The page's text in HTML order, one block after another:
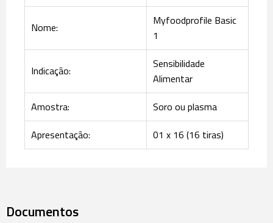
Nome:
Myfoodprofile Basic
1
Indicação:
Sensibilidade
Alimentar
Amostra:
Soro ou plasma
Apresentação:
01 x 16 (16 tiras)
Documentos